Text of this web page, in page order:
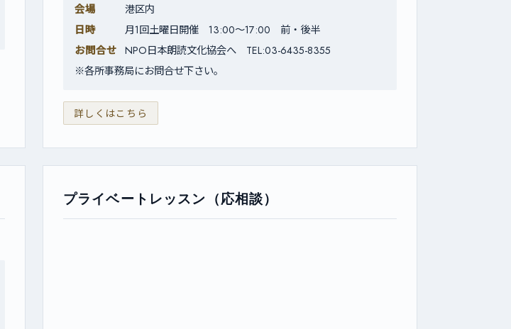
会場
港区内
日時
月1回土曜日開催 13:00〜17:00 前・後半
お問合せ
NPO日本朗読文化協会へ TEL:03-6435-8355
※各所事務局にお問合せ下さい。
詳しくはこちら
プライベートレッスン（応相談）